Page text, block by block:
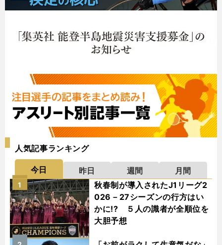
人気記事ランキング
今日 昨日 週間
月間
秋春制が導入されたJ1リーグ2
026－27シーズンの行方はい
かに!? ５人の識者が全順位を
大胆予想
1